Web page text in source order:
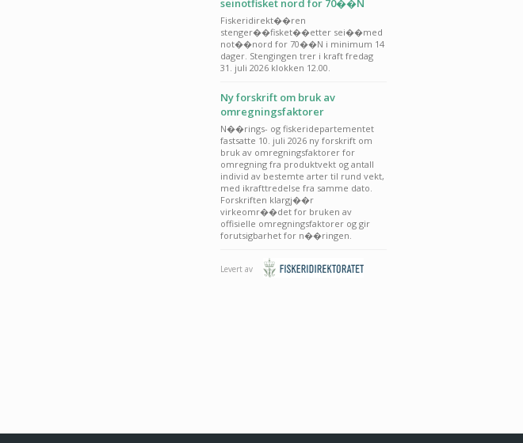
seinotfisket nord for 70��N
Fiskeridirekt��ren
stenger��fisket��etter sei��med
not��nord for 70��N i minimum 14
dager. Stengingen trer i kraft fredag
31. juli 2026 klokken 12.00.
Ny forskrift om bruk av
omregningsfaktorer
N��rings- og fiskeridepartementet
fastsatte 10. juli 2026 ny forskrift om
bruk av omregningsfaktorer for
omregning fra produktvekt og antall
individ av bestemte arter til rund vekt,
med ikrafttredelse fra samme dato.
Forskriften klargj��r
virkeomr��det for bruken av
offisielle omregningsfaktorer og gir
forutsigbarhet for n��ringen.
Levert av